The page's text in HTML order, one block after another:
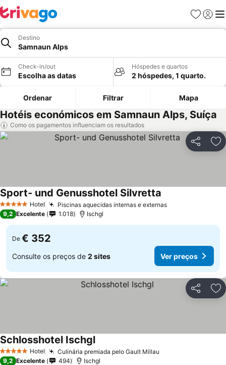
Favoritos
Iniciar
Destino
Samnaun Alps
Check-in/out
Escolha as datas
Hóspedes e quartos
2 hóspedes, 1 quarto.
Ordenar Filtrar Mapa
Hotéis económicos em Samnaun Alps, Suíça
Como os pagamentos influenciam os resultados
Partilhar
5 Estrelas Hotel Piscinas aquecidas internas e externasVer preços
Sport- und Genusshotel Silvretta
9,2 Excelente 1.018 Ischgl
De € 352
Consulte os preços de 2 sites Ver preços
Partilhar
5 Estrelas Hotel Culinária premiada pelo Gault Millau
Schlosshotel IschglVer preços
9,2 Excelente 494 Ischgl